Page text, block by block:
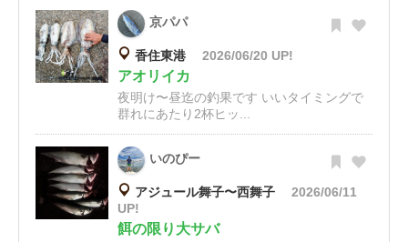
京パパ
香住東港 2026/06/20 UP!
アオリイカ
夜明け〜昼迄の釣果です いいタイミングで
群れにあたり2杯ヒッ...
いのぴー
アジュール舞子〜西舞子
2026/06/11
UP!
餌の限り大サバ